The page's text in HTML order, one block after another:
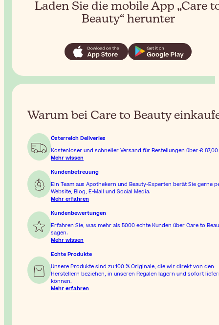
Laden Sie die mobile App „Care
Beauty“ herunter
Warum bei Care to Beauty
Österreich Deliveries
Kostenloser und schneller Versand für Bestellungen über € 87,00
Mehr wissen
Kundenbetreuung
Ein Team aus Apothekern und Beauty-Experten berät Sie gerne
Website, Blog, E-Mail und Social Media.
Mehr erfahren
Kundenbewertungen
Erfahren Sie, was mehr als 5000 echte Kunden über Care to
sagen.
Mehr wissen
Echte Produkte
Unsere Produkte sind zu 100 % Originale, die wir direkt von den
Herstellern beziehen, in unseren Regalen lagern und sofort
können.
Mehr erfahren